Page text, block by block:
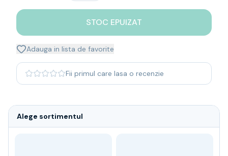
Single malt
Japanese
Bourbon
Blanded Japanese
Canadian
Rom
Vodka
STOC EPUIZAT
Adauga in lista de favorite
Fii primul care lasa o recenzie
Alege sortimentul